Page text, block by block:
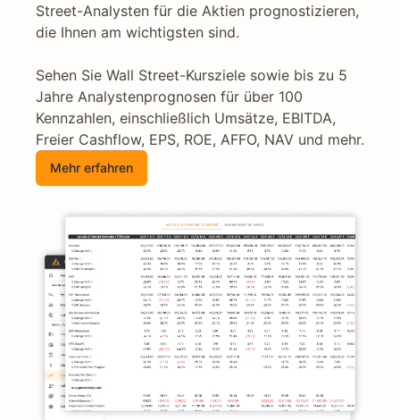
Street-Analysten für die Aktien prognostizieren,
die Ihnen am wichtigsten sind.
Sehen Sie Wall Street-Kursziele sowie bis zu 5
Jahre Analystenprognosen für über 100
Kennzahlen, einschließlich Umsätze, EBITDA,
Freier Cashflow, EPS, ROE, AFFO, NAV und mehr.
Mehr erfahren